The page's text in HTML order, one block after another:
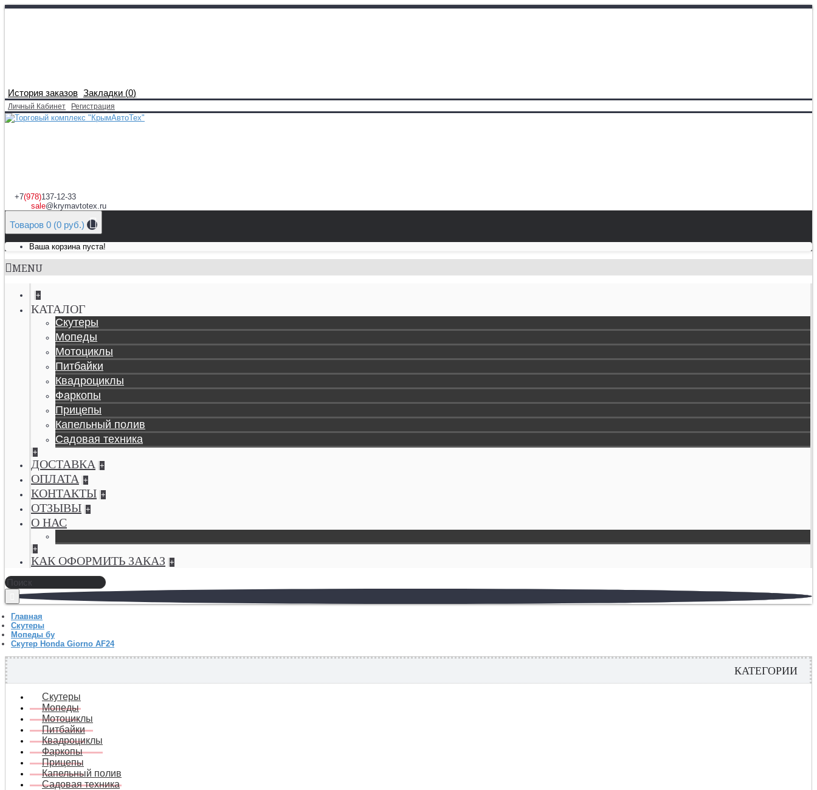
История заказов Закладки (0)
Личный Кабинет Регистрация
+7(978)137-12-33
sale@krymavtotex.ru
Товаров 0 (0 руб.)
Ваша корзина пуста!
MENU
+
КАТАЛОГ
Скутеры
Мопеды
Мотоциклы
Питбайки
Квадроциклы
Фаркопы
Прицепы
Капельный полив
Садовая техника
+
ДОСТАВКА +
ОПЛАТА +
КОНТАКТЫ +
ОТЗЫВЫ +
О НАС
+
КАК ОФОРМИТЬ ЗАКАЗ +
Главная
Скутеры
Мопеды бу
Скутер Honda Giorno AF24
КАТЕГОРИИ
Скутеры
Мопеды
Мотоциклы
Питбайки
Квадроциклы
Фаркопы
Прицепы
Капельный полив
Садовая техника